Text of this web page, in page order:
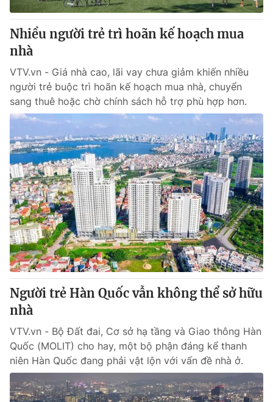
VTV4 Vươn mình bằng AI
Liên hệ tòa soạn English
THỜI BÁO VTV
Theo dõi báo trên
Cơ quan chủ quản:Đài Truyền hình Việt Nam
Cơ quan báo chí:Thời báo VTV
Giấy phép hoạt động báo in và báo điện tử số 483/GP-BTTTT
cấp ngày 29/12/2023
Tổng Biên tập:Vũ Thanh Thủy
Phó Tổng Biên tập:
Nguyễn Trọng Ninh
Tổng đài VTV:024.38 355 931 - 024.38 355 932
Ðiện thoại Thời báo VTV:024.66 897 897
Email:toasoan@vtv.vn
Liên hệ quảng cáo:024-7300.7108
Nhiều người trẻ trì hoãn kế hoạch mua
nhà
VTV.vn - Giá nhà cao, lãi vay chưa giảm khiến nhiều
người trẻ buộc trì hoãn kế hoạch mua nhà, chuyển
sang thuê hoặc chờ chính sách hỗ trợ phù hợp hơn.
Người trẻ Hàn Quốc vẫn không thể sở hữu
nhà
VTV.vn - Bộ Đất đai, Cơ sở hạ tầng và Giao thông Hàn
Quốc (MOLIT) cho hay, một bộ phận đáng kể thanh
niên Hàn Quốc đang phải vật lộn với vấn đề nhà ở.